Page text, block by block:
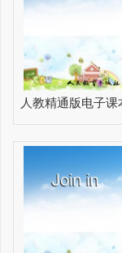
人教精通版电子课